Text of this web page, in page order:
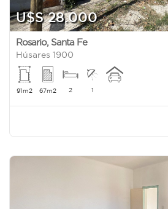
U$S 28.000
Rosario, Santa Fe
Húsares 1900
91m2 67m2 2 1